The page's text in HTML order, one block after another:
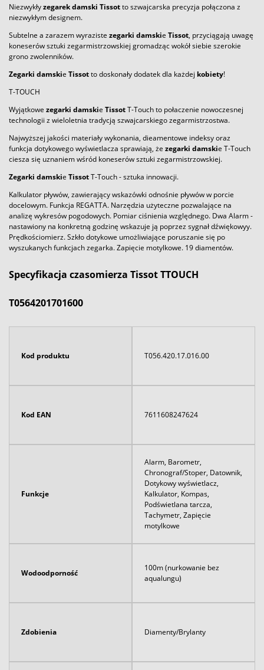
Niezwykłyzegarekdamski Tissotto szwajcarska precyzja połączona z
niezwykłym designem.
Subtelne a zarazem wyraziste zegarki damskie Tissot, przyciągają uwagę
koneserów sztuki zegarmistrzowskiej gromadząc wokół siebie szerokie
grono zwolenników.
Zegarki damskie Tissotto doskonały dodatek dla każdej kobiety!
T-TOUCH
Wyjątkowe zegarki damskie TissotT-Touch to połaczenie nowoczesnej
technologii z wieloletnia tradycją szwajcarskiego zegarmistrzostwa.
Najwyższej jakości materiały wykonania, dieamentowe indeksy oraz
funkcja dotykowego wyświetlacza sprawiają, że zegarki damskie T-Touch
ciesza się uznaniem wśród koneserów sztuki zegarmistrzowskiej.
Zegarki damskie TissotT-Touch - sztuka innowacji.
Kalkulator pływów, zawierający wskazówki odnośnie pływów w porcie
docelowym. Funkcja REGATTA. Narzędzia użyteczne pozwalające na
analizę wykresów pogodowych. Pomiar ciśnienia względnego. Dwa Alarm -
nastawiony na konkretną godzinę wskazuje ją poprzez sygnał dźwiękowyy.
Prędkościomierz. Szkło dotykowe umożliwiające poruszanie się po
wyszukanych funkcjach zegarka. Zapięcie motylkowe. 19 diamentów.
Specyfikacja czasomierza Tissot TTOUCH
T0564201701600
Kod produktu T056.420.17.016.00
Kod EAN 7611608247624
Funkcje
Alarm, Barometr,
Chronograf/Stoper, Datownik,
Dotykowy wyświetlacz,
Kalkulator, Kompas,
Podświetlana tarcza,
Tachymetr, Zapięcie
motylkowe
Wodoodporność
100m (nurkowanie bez
aqualungu)
Zdobienia Diamenty/Brylanty